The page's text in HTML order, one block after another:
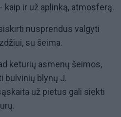
ir už aplinką, atmosferą.
nusprendus valgyti
su šeima.
keturių asmenų šeimos,
bulvinių blynų J.
už pietus gali siekti